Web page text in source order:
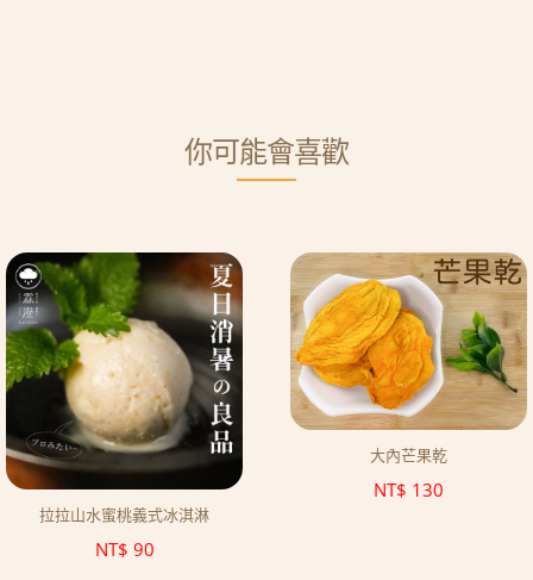
你可能會喜歡
拉拉山水蜜桃義式冰淇淋
NT$ 90
大內芒果乾
NT$ 130